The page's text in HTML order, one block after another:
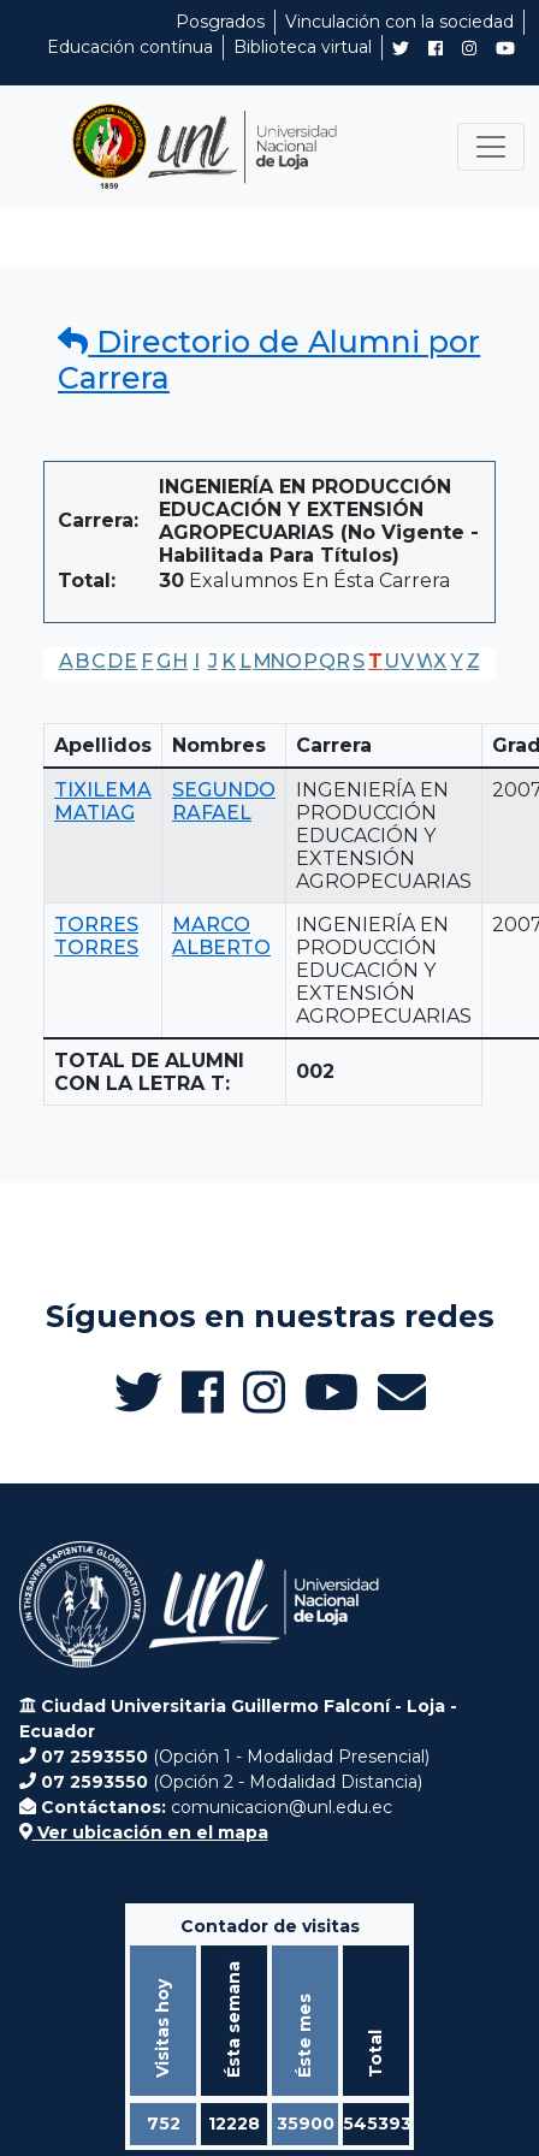
Posgrados
Vinculación con la sociedad
Educación contínua
Biblioteca virtual
Directorio de Alumni por
Carrera
Carrera:
INGENIERÍA EN PRODUCCIÓN
EDUCACIÓN Y EXTENSIÓN
AGROPECUARIAS (No Vigente -
Habilitada Para Títulos)
Total:
30 Exalumnos En Ésta Carrera
A BC DE F G H I J K LMNO PQR S T UVWX Y Z
Apellidos Nombres Carrera
TIXILEMA
MATIAG
SEGUNDO
RAFAEL
INGENIERÍA EN
PRODUCCIÓN
EDUCACIÓN Y
EXTENSIÓN
AGROPECUARIAS
TORRES
TORRES
MARCO
ALBERTO
INGENIERÍA EN
PRODUCCIÓN
EDUCACIÓN Y
EXTENSIÓN
AGROPECUARIAS
TOTAL DE ALUMNI
CON LA LETRA T:
002
Síguenos en nuestras redes
Ciudad Universitaria Guillermo Falconí - Loja -
Ecuador
07 2593550 (Opción 1 - Modalidad Presencial)
07 2593550 (Opción 2 - Modalidad Distancia)
Contáctanos: comunicacion@unl.edu.ec
Ver ubicación en el mapa
Contador de visitas
Visitas hoy Ésta semana Éste mes Total
752 12228 35900 545393